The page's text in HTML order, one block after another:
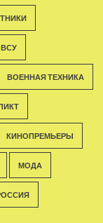
ВСУ
ВОЕННАЯ ТЕХНИКА
КИНОПРЕМЬЕРЫ
МОДА